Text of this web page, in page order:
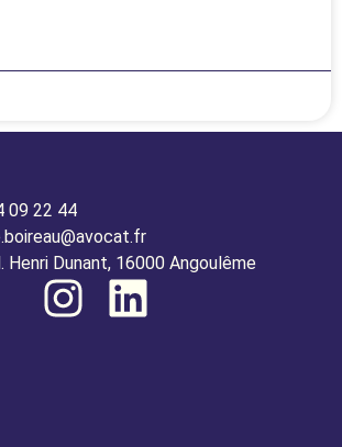
09 22 44
Henri Dunant, 16000 Angoulême